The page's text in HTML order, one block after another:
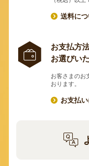
送料に
お支払方
お選びい
お客さまのお
おります。
お支払